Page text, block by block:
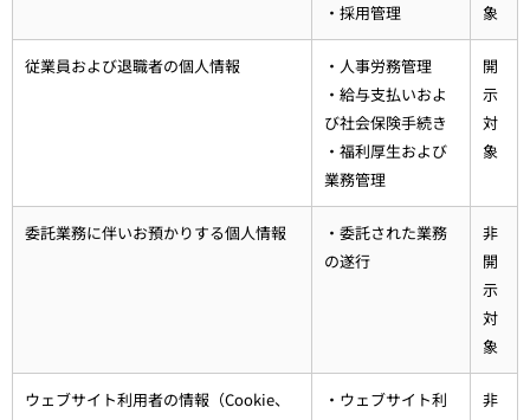
・採用管理
象
従業員および退職者の個人情報
・人事労務管理
・給与支払いおよ
び社会保険手続き
・福利厚生および
業務管理
開
示
対
象
委託業務に伴いお預かりする個人情報
・委託された業務
の遂行
非
開
示
対
象
ウェブサイト利用者の情報（Cookie、
・ウェブサイト利
非